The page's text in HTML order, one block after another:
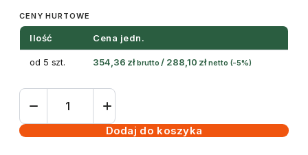
CENY HURTOWE
Ilość Cena jedn.
od 5 szt. 354,36 zł brutto / 288,10 zł netto (-5%)
ilość
czarna
Dodaj do koszyka